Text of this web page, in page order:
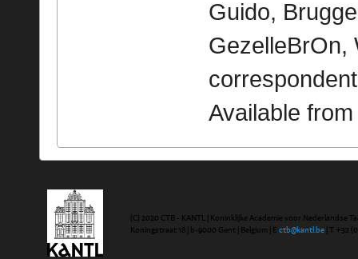
Guido,
GezelleBrOn,
Available
(C) 2020 CTB - KANTL | Koninklijke Academie voor Nederlandse
Koningstraat 18 | b-9000 Gent | Belgium | E ctb@kantl.be | T +32